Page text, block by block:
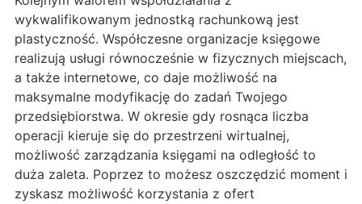
wykwalifikowanym jednostką rachunkową jest
plastyczność. Współczesne organizacje księgowe
realizują usługi równocześnie w fizycznych miejscach,
a także internetowe, co daje możliwość na
maksymalne modyfikację do zadań Twojego
przedsiębiorstwa. W okresie gdy rosnąca liczba
operacji kieruje się do przestrzeni wirtualnej,
możliwość zarządzania księgami na odległość to
duża zaleta. Poprzez to możesz oszczędzić moment i
zyskasz możliwość korzystania z ofert